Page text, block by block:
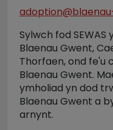
Sylwch fod
Blaenau Gwent,
Thorfaen, ond fe'u
Blaenau Gwent.
ymholiad yn dod
Blaenau Gwent a
arnynt.